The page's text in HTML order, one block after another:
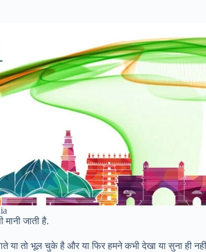
जाती है.
तो भूल चुके है और या फिर हमने कभी देखा या सुना ही